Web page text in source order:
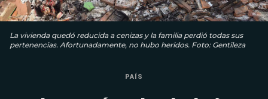
La vivienda quedó reducida a cenizas y la familia perdió todas sus
pertenencias. Afortunadamente, no hubo heridos. Foto: Gentileza
PAÍS